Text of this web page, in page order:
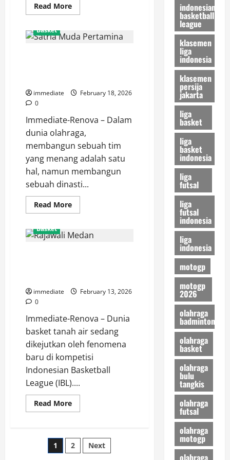
Read MoreRead
more
Hawks
Siap
2026
Basket
immediate
February 18, 2026
0
Immediate-Renova – Dalam
dunia olahraga,
membangun sebuah tim
yang menang adalah satu
hal, namun membangun
sebuah dinasti...
Read MoreRead
more
Muda
Pertamina,
Nasional
Basket
immediate
February 13, 2026
0
Immediate-Renova – Dunia
basket tanah air sedang
dikejutkan oleh fenomena
baru di kompetisi
Indonesian Basketball
League (IBL)....
Read MoreRead
more
Rajawali
Medan,
Mengapa
Posts
1 2 Next
indonesian
basketball
league
klasemen
liga
indonesia
klasemen
persija
jakarta
liga
basket
liga
basket
indonesia
liga
futsal
liga
futsal
indonesia
liga
indonesia
motogp
motogp
2026
olahraga
badminton
olahraga
basket
olahraga
bulu
tangkis
olahraga
futsal
olahraga
motogp
olahraga